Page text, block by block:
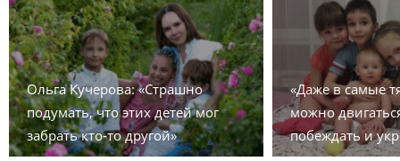
Ольга Кучерова: «Страшно
подумать, что этих детей мог
забрать кто-то другой»
«Даже в самые
можно
побеждать и